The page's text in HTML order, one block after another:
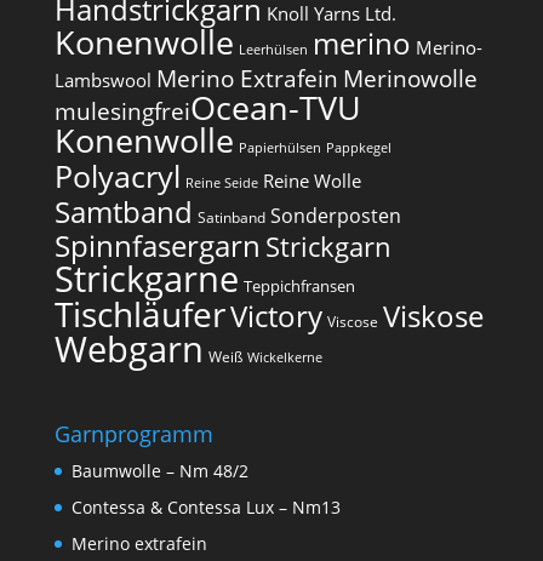
Handstrickgarn Knoll Yarns Ltd.
Konenwolle Leerhülsen merino Merino-
Lambswool Merino Extrafein Merinowolle
mulesingfrei​Ocean-TVU
Konenwolle Papierhülsen Pappkegel
Polyacryl Reine Seide Reine Wolle
Samtband Satinband Sonderposten
Spinnfasergarn Strickgarn
Strickgarne Teppichfransen
TischläuferVictory Viscose Viskose
Webgarn Weiß Wickelkerne
Garnprogramm
Baumwolle – Nm 48/2
Contessa & Contessa Lux – Nm13
Merino extrafein